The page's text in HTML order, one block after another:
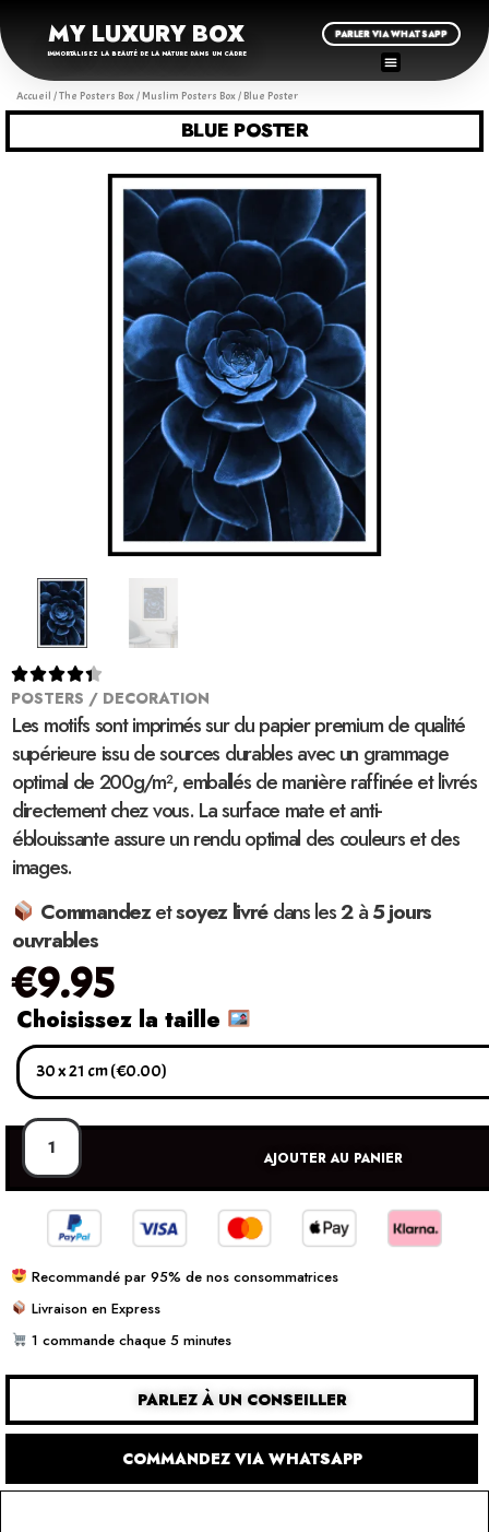
MY LUXURY BOX
IMMORTALISEZ LA BEAUTÉ DE LA NATURE DANS UN CADRE
PARLER VIA WHATSAPP
Accueil /The Posters Box/ Muslim Posters Box/ Blue Poster
BLUE POSTER

POSTERS / DECORATION
Les motifs sont imprimés sur du papier premium de qualité
supérieure issu de sources durables avec un grammage
optimal de 200g/m², emballés de manière raffinée et livrés
directement chez vous. La surface mate et anti-
éblouissante assure un rendu optimal des couleurs et des
images.
Commandezetsoyez livrédans les2à5 jours
ouvrables
€9.95
Choisissez la taille
AJOUTER AU PANIER
Recommandé par 95% de nos consommatrices
Livraison en Express
1 commande chaque 5 minutes
PARLEZ À UN CONSEILLER
COMMANDEZ VIA WHATSAPP